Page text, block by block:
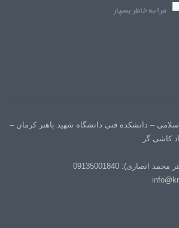
مرا به خاطر بسپار
– دانشکده فنی دانشگاه شهید باهنر کرمان –
کاشی گر
09135001840